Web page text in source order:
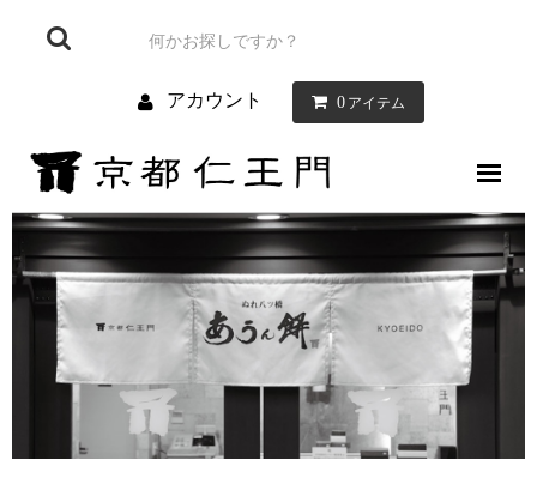
アカウント 0 アイテム
仁王門について お菓子について お店のご案内 お問い合わせ
ブログ